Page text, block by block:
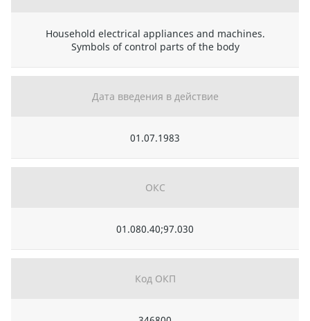
Household electrical appliances and machines.
Symbols of control parts of the body
Дата введения в действие
01.07.1983
ОКС
01.080.40;97.030
Код ОКП